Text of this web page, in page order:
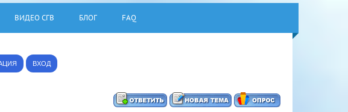
ВИДЕО СГВ БЛОГ FAQ
ВХОД